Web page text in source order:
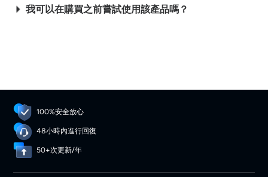
我可以在購買之前嘗試使用該產品嗎？
100%安全放心
48小時內進行回復
50+次更新/年